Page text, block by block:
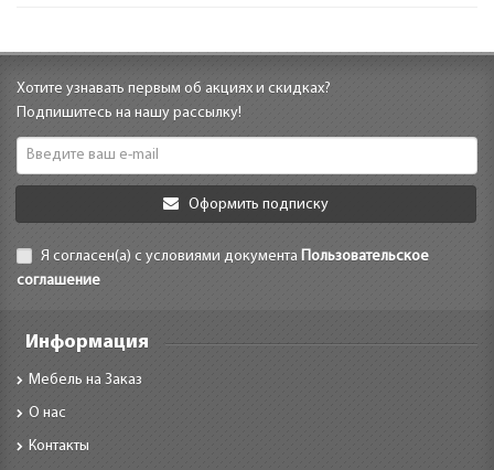
Хотите узнавать первым об акциях и скидках?
Подпишитесь на нашу рассылку!
Оформить подписку
Я согласен(а) с условиями документа Пользовательское
соглашение
Информация
Мебель на Заказ
О нас
Контакты